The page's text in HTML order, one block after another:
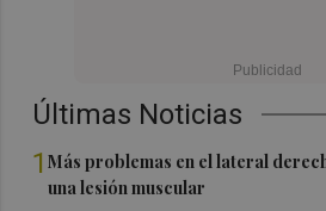
Últimas Noticias
1Más problemas en el lateral
una lesión muscular